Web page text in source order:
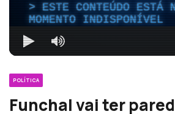
ESTE CONTEÚDO ESTÁ
MOMENTO INDISPONÍVEL
POLÍTICA
Funchal vai ter